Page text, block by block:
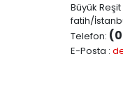
Büyük
fatih/
Telefon:
E-Posta :